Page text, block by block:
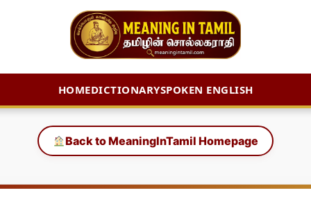
HOMEDICTIONARYSPOKEN ENGLISH
Back to MeaningInTamil Homepage